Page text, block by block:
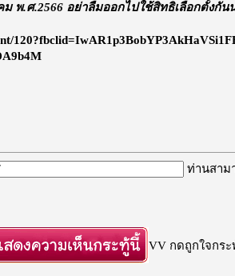
พ.ศ.2566 อย่าลืมออกไปใช้สิทธิเลือกตั้งกัน
ท่านสาม
VV กดถูกใจกร